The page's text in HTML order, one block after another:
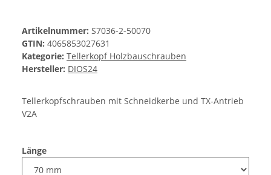
Artikelnummer: S7036-2-50070
GTIN: 4065853027631
Kategorie: Tellerkopf Holzbauschrauben
Hersteller: DIOS24
Tellerkopfschrauben mit Schneidkerbe und TX-Antrieb
V2A
Länge